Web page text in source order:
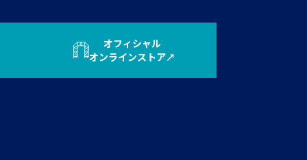
オフィシャル
オンラインストア